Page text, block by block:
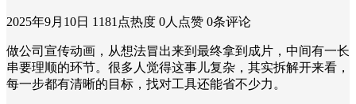
2025年9月10日 1181点热度 0人点赞 0条评论
做公司宣传动画，从想法冒出来到最终拿到成片，中间有一长
串要理顺的环节。很多人觉得这事儿复杂，其实拆解开来看，
每一步都有清晰的目标，找对工具还能省不少力。